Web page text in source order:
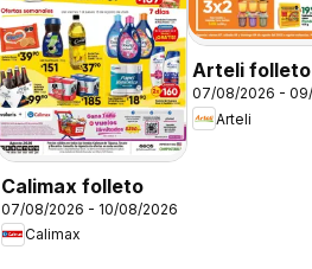
Calimax folleto
07/08/2026 - 10/08/2026
Calimax
Arteli folleto
07/08/2026 -
Arteli